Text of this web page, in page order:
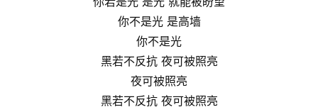
你不是光 是高墙
你不是光
黑若不反抗 夜可被照亮
夜可被照亮
黑若不反抗 夜可被照亮